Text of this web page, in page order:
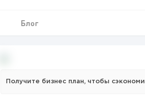
Блог
Получите бизнес план, чтобы